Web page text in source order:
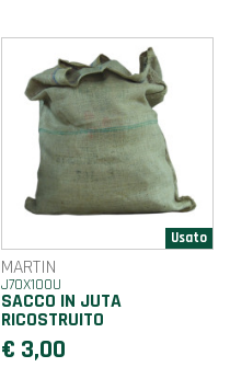
MARTIN
J70X100U
SACCO IN JUTA
RICOSTRUITO
€ 3,00